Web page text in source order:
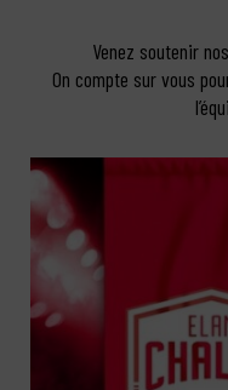
Venez soutenir
On compte sur vous